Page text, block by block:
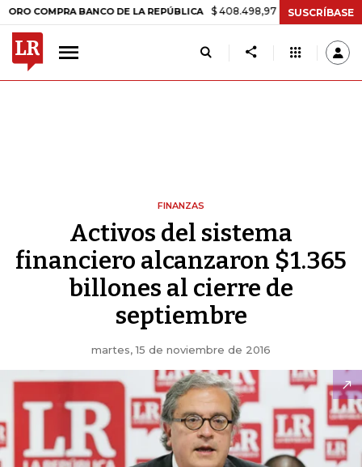
BANCO DE LA REPÚBLICA $ 408.498,97 +$ 8.753,81 +2,19%
SUSCRÍBASE
FINANZAS
Activos del sistema
financiero alcanzaron $1.365
billones al cierre de
septiembre
martes, 15 de noviembre de 2016